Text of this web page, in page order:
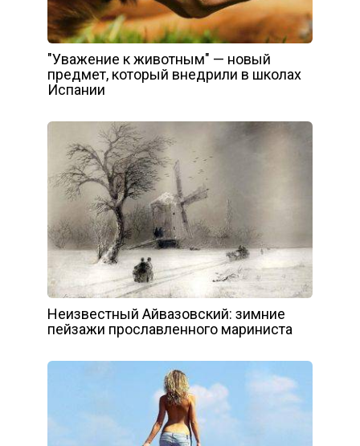
″Уважение к животным″ — новый
предмет, который внедрили в школах
Испании
Неизвестный Айвазовский: зимние
пейзажи прославленного мариниста